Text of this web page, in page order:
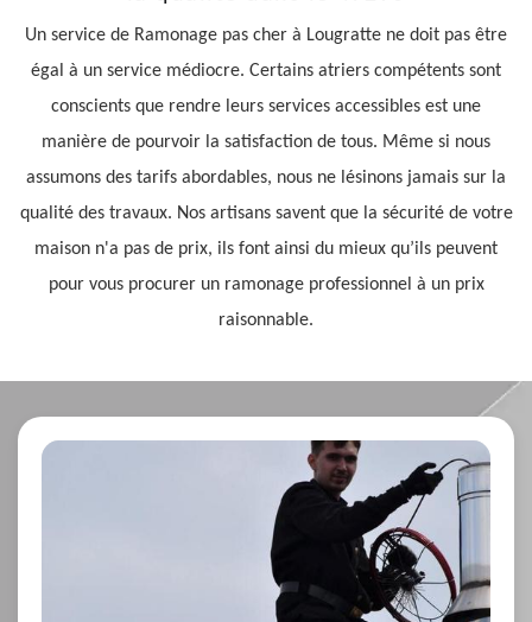
Un service de Ramonage pas cher à Lougratte ne doit pas être
égal à un service médiocre. Certains atriers compétents sont
conscients que rendre leurs services accessibles est une
manière de pourvoir la satisfaction de tous. Même si nous
assumons des tarifs abordables, nous ne lésinons jamais sur la
qualité des travaux. Nos artisans savent que la sécurité de votre
maison n'a pas de prix, ils font ainsi du mieux qu’ils peuvent
pour vous procurer un ramonage professionnel à un prix
raisonnable.